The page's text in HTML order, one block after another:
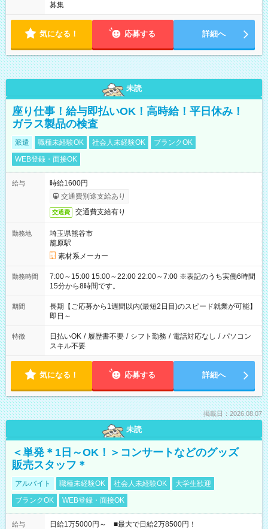
募集
気になる！ 応募する 詳細へ
未読
座り仕事！給与即払いOK！高時給！平日休み！
ガラス製品の検査
派遣 職種未経験OK 社会人未経験OK
ブランクOK
WEB登録・面接OK
給与
時給1600円
交通費別途支給あり
交通費 交通費支給有り
勤務地
埼玉県熊谷市
籠原駅
素材系メーカー
勤務時間
7:00～15:00 15:00～22:00 22:00～7:00 ※表記のうち実働6時間
15分から8時間です。
期間
長期【ご応募から1週間以内(最短2日目)のスピード就業が可能】
即日～
特徴 日払いOK / 履歴書不要 / シフト勤務 / 電話対応なし / パソコン
スキル不要
気になる！ 応募する 詳細へ
掲載日：2026.08.07
未読
＜単発＊1日～OK！＞コンサートなどのグッズ
販売スタッフ＊
アルバイト 職種未経験OK 社会人未経験OK
大学生歓迎
ブランクOK
WEB登録・面接OK
給与
日給1万5000円～ ■最大で日給2万8500円！